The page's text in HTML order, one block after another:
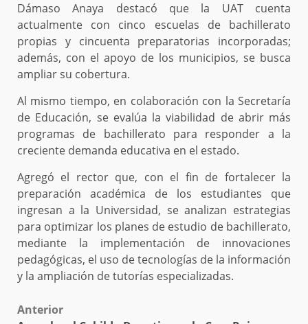
Dámaso Anaya destacó que la UAT cuenta
actualmente con cinco escuelas de bachillerato
propias y cincuenta preparatorias incorporadas;
además, con el apoyo de los municipios, se busca
ampliar su cobertura.
Al mismo tiempo, en colaboración con la Secretaría
de Educación, se evalúa la viabilidad de abrir más
programas de bachillerato para responder a la
creciente demanda educativa en el estado.
Agregó el rector que, con el fin de fortalecer la
preparación académica de los estudiantes que
ingresan a la Universidad, se analizan estrategias
para optimizar los planes de estudio de bachillerato,
mediante la implementación de innovaciones
pedagógicas, el uso de tecnologías de la información
y la ampliación de tutorías especializadas.
Post
Anterior